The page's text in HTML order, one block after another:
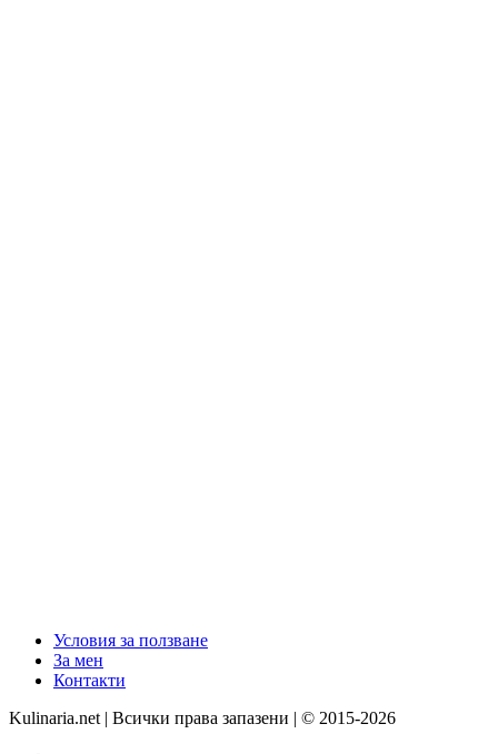
Условия за ползване
За мен
Контакти
Kulinaria.net | Всички права запазени | © 2015-2026